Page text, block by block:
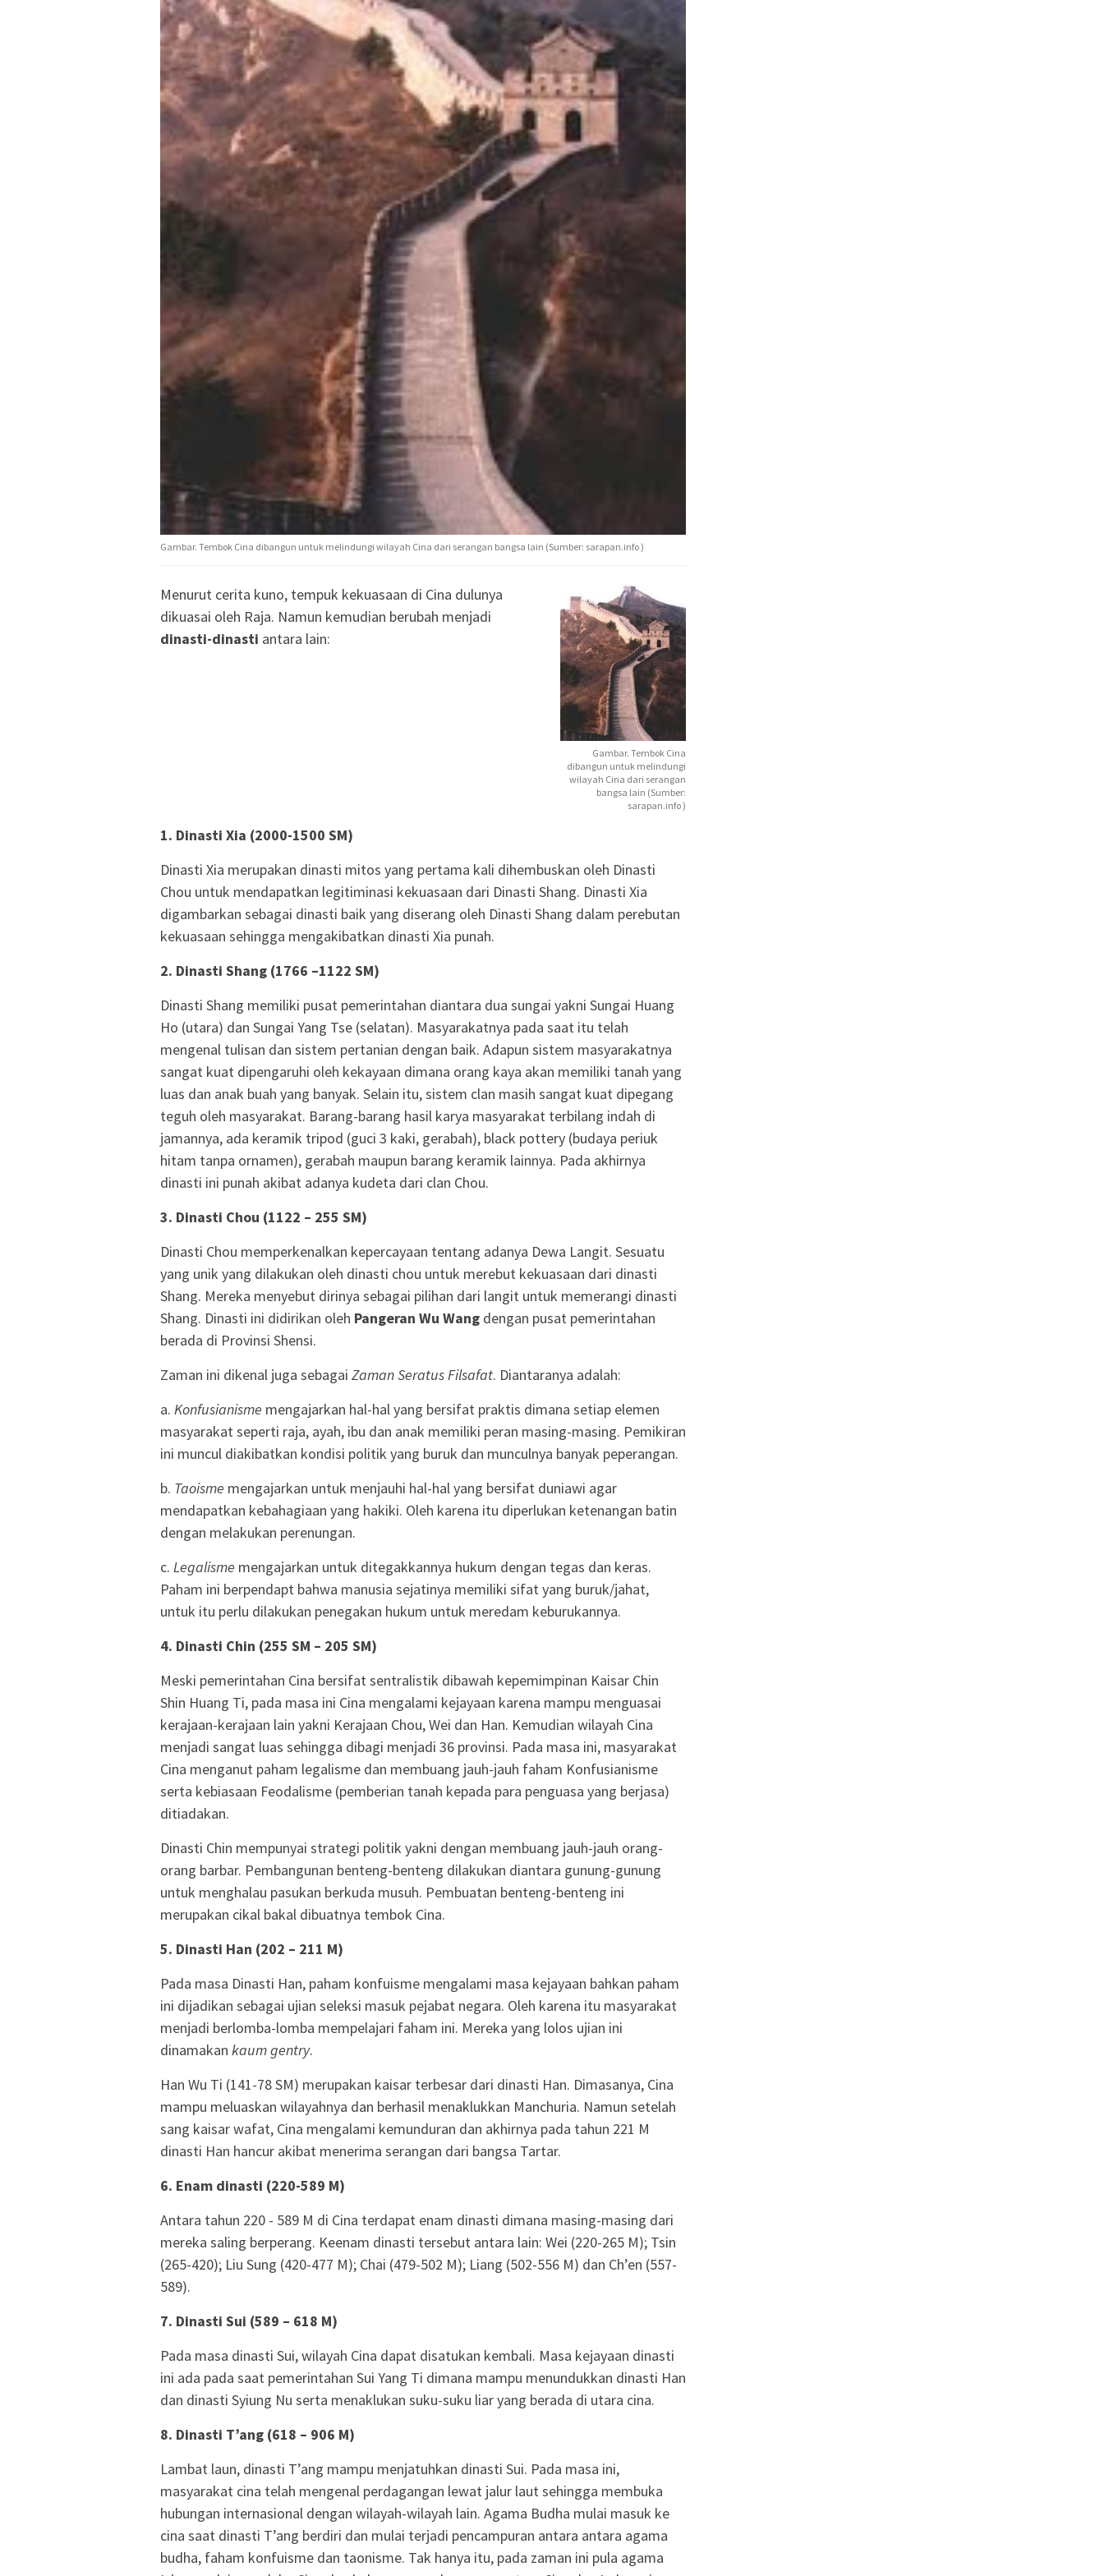
Gambar. Tembok Cina dibangun untuk melindungi wilayah Cina dari serangan bangsa lain (Sumber: sarapan.info )
Gambar. Tembok Cina
dibangun untuk melindungi
wilayah Cina dari serangan
bangsa lain (Sumber:
sarapan.info )
Menurut cerita kuno, tempuk kekuasaan di Cina dulunya
dikuasai oleh Raja. Namun kemudian berubah menjadi
dinasti-dinasti antara lain:
1. Dinasti Xia (2000-1500 SM)
Dinasti Xia merupakan dinasti mitos yang pertama kali dihembuskan oleh Dinasti
Chou untuk mendapatkan legitiminasi kekuasaan dari Dinasti Shang. Dinasti Xia
digambarkan sebagai dinasti baik yang diserang oleh Dinasti Shang dalam perebutan
kekuasaan sehingga mengakibatkan dinasti Xia punah.
2. Dinasti Shang (1766 –1122 SM)
Dinasti Shang memiliki pusat pemerintahan diantara dua sungai yakni Sungai Huang
Ho (utara) dan Sungai Yang Tse (selatan). Masyarakatnya pada saat itu telah
mengenal tulisan dan sistem pertanian dengan baik. Adapun sistem masyarakatnya
sangat kuat dipengaruhi oleh kekayaan dimana orang kaya akan memiliki tanah yang
luas dan anak buah yang banyak. Selain itu, sistem clan masih sangat kuat dipegang
teguh oleh masyarakat. Barang-barang hasil karya masyarakat terbilang indah di
jamannya, ada keramik tripod (guci 3 kaki, gerabah), black pottery (budaya periuk
hitam tanpa ornamen), gerabah maupun barang keramik lainnya. Pada akhirnya
dinasti ini punah akibat adanya kudeta dari clan Chou.
3. Dinasti Chou (1122 – 255 SM)
Dinasti Chou memperkenalkan kepercayaan tentang adanya Dewa Langit. Sesuatu
yang unik yang dilakukan oleh dinasti chou untuk merebut kekuasaan dari dinasti
Shang. Mereka menyebut dirinya sebagai pilihan dari langit untuk memerangi dinasti
Shang. Dinasti ini didirikan oleh Pangeran Wu Wang dengan pusat pemerintahan
berada di Provinsi Shensi.
Zaman ini dikenal juga sebagai Zaman Seratus Filsafat. Diantaranya adalah:
a. Konfusianisme mengajarkan hal-hal yang bersifat praktis dimana setiap elemen
masyarakat seperti raja, ayah, ibu dan anak memiliki peran masing-masing. Pemikiran
ini muncul diakibatkan kondisi politik yang buruk dan munculnya banyak peperangan.
b. Taoisme mengajarkan untuk menjauhi hal-hal yang bersifat duniawi agar
mendapatkan kebahagiaan yang hakiki. Oleh karena itu diperlukan ketenangan batin
dengan melakukan perenungan.
c. Legalisme mengajarkan untuk ditegakkannya hukum dengan tegas dan keras.
Paham ini berpendapt bahwa manusia sejatinya memiliki sifat yang buruk/jahat,
untuk itu perlu dilakukan penegakan hukum untuk meredam keburukannya.
4. Dinasti Chin (255 SM – 205 SM)
Meski pemerintahan Cina bersifat sentralistik dibawah kepemimpinan Kaisar Chin
Shin Huang Ti, pada masa ini Cina mengalami kejayaan karena mampu menguasai
kerajaan-kerajaan lain yakni Kerajaan Chou, Wei dan Han. Kemudian wilayah Cina
menjadi sangat luas sehingga dibagi menjadi 36 provinsi. Pada masa ini, masyarakat
Cina menganut paham legalisme dan membuang jauh-jauh faham Konfusianisme
serta kebiasaan Feodalisme (pemberian tanah kepada para penguasa yang berjasa)
ditiadakan.
Dinasti Chin mempunyai strategi politik yakni dengan membuang jauh-jauh orang-
orang barbar. Pembangunan benteng-benteng dilakukan diantara gunung-gunung
untuk menghalau pasukan berkuda musuh. Pembuatan benteng-benteng ini
merupakan cikal bakal dibuatnya tembok Cina.
5. Dinasti Han (202 – 211 M)
Pada masa Dinasti Han, paham konfuisme mengalami masa kejayaan bahkan paham
ini dijadikan sebagai ujian seleksi masuk pejabat negara. Oleh karena itu masyarakat
menjadi berlomba-lomba mempelajari faham ini. Mereka yang lolos ujian ini
dinamakan kaum gentry.
Han Wu Ti (141-78 SM) merupakan kaisar terbesar dari dinasti Han. Dimasanya, Cina
mampu meluaskan wilayahnya dan berhasil menaklukkan Manchuria. Namun setelah
sang kaisar wafat, Cina mengalami kemunduran dan akhirnya pada tahun 221 M
dinasti Han hancur akibat menerima serangan dari bangsa Tartar.
6. Enam dinasti (220-589 M)
Antara tahun 220 - 589 M di Cina terdapat enam dinasti dimana masing-masing dari
mereka saling berperang. Keenam dinasti tersebut antara lain: Wei (220-265 M); Tsin
(265-420); Liu Sung (420-477 M); Chai (479-502 M); Liang (502-556 M) dan Ch’en (557-
589).
7. Dinasti Sui (589 – 618 M)
Pada masa dinasti Sui, wilayah Cina dapat disatukan kembali. Masa kejayaan dinasti
ini ada pada saat pemerintahan Sui Yang Ti dimana mampu menundukkan dinasti Han
dan dinasti Syiung Nu serta menaklukan suku-suku liar yang berada di utara cina.
8. Dinasti T’ang (618 – 906 M)
Lambat laun, dinasti T’ang mampu menjatuhkan dinasti Sui. Pada masa ini,
masyarakat cina telah mengenal perdagangan lewat jalur laut sehingga membuka
hubungan internasional dengan wilayah-wilayah lain. Agama Budha mulai masuk ke
cina saat dinasti T’ang berdiri dan mulai terjadi pencampuran antara antara agama
budha, faham konfuisme dan taonisme. Tak hanya itu, pada zaman ini pula agama